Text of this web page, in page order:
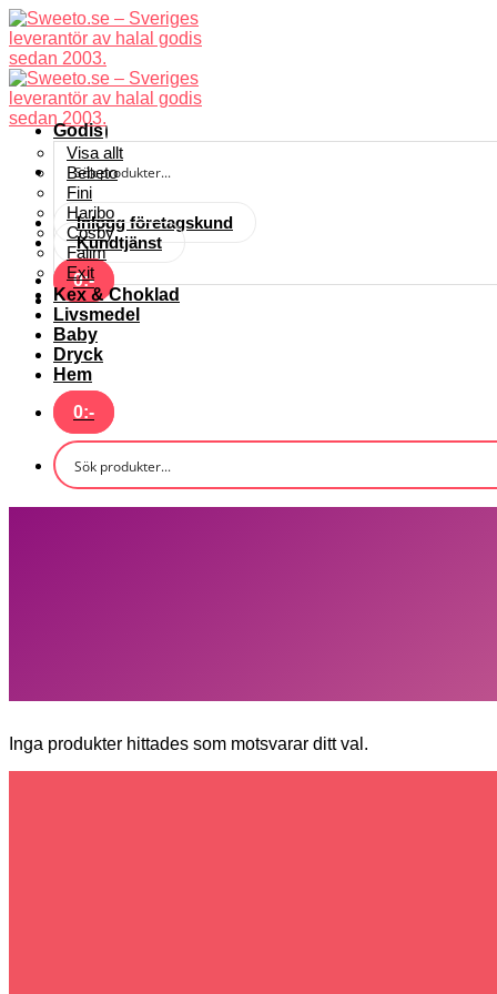
Skip
to
content
Inlogg företagskund
Kundtjänst
0:-
Godis
Visa allt
Bebeto
Fini
Haribo
Cosby
Falim
Exit
Kex & Choklad
Livsmedel
Baby
Dryck
Hem
0:-
Inga produkter hittades som motsvarar ditt val.